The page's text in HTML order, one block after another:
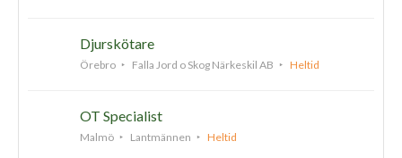
Djurskötare
Örebro Falla Jord o Skog Närkeskil AB Heltid
OT Specialist
Malmö Lantmännen Heltid